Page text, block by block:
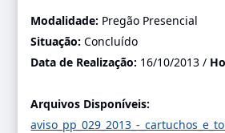
Modalidade: Pregão Presencial
Situação:Concluído
Data de Realização: 16/10/2013 /
Arquivos Disponíveis:
aviso_pp_029_2013_-